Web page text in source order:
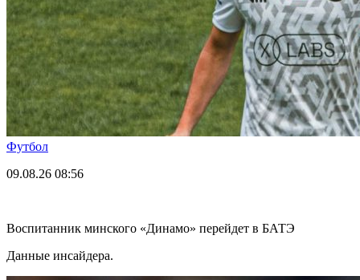
Футбол
09.08.26 08:56
Воспитанник минского «Динамо» перейдет в БАТЭ
Данные инсайдера.